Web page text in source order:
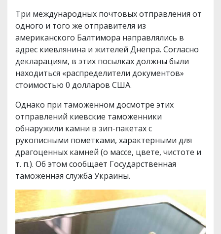
Три международных почтовых отправления от
одного и того же отправителя из
американского Балтимора направлялись в
адрес киевлянина и жителей Днепра. Согласно
декларациям, в этих посылках должны были
находиться «распределители документов»
стоимостью 0 долларов США.
Однако при таможенном досмотре этих
отправлений киевские таможенники
обнаружили камни в зип-пакетах с
рукописными пометками, характерными для
драгоценных камней (о массе, цвете, чистоте и
т. п.). Об этом сообщает Государственная
таможенная служба Украины.